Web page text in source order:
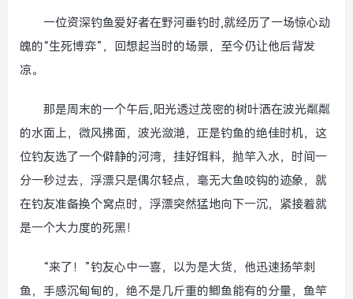
一位资深钓鱼爱好者在野河垂钓时,就经历了一场惊心动
魄的“生死博弈”，回想起当时的场景，至今仍让他后背发
凉。
那是周末的一个午后,阳光透过茂密的树叶洒在波光粼粼
的水面上，微风拂面，波光潋滟，正是钓鱼的绝佳时机，这
位钓友选了一个僻静的河湾，挂好饵料，抛竿入水，时间一
分一秒过去，浮漂只是偶尔轻点，毫无大鱼咬钩的迹象，就
在钓友准备换个窝点时，浮漂突然猛地向下一沉，紧接着就
是一个大力度的死黑！
“来了！”钓友心中一喜，以为是大货，他迅速扬竿刺
鱼，手感沉甸甸的，绝不是几斤重的鲫鱼能有的分量，鱼竿